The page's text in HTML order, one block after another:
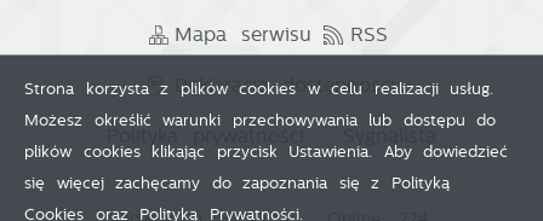
Mapa serwisu RSS
Deklaracja dostępności
Polityka prywatności
Strona korzysta z plików cookies w celu realizacji usług.
Możesz określić warunki przechowywania lub dostępu do
plików cookies klikając przycisk Ustawienia. Aby dowiedzieć
się więcej zachęcamy do zapoznania się z Polityką
Cookies oraz Polityką Prywatności.